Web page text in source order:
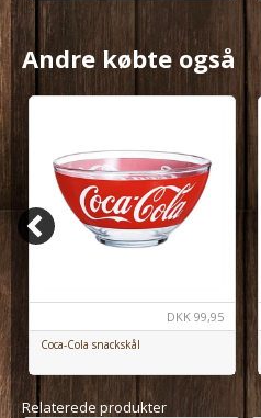
Andre købte også
DKK 99,95
Coca-Cola snackskål
Relaterede produkter